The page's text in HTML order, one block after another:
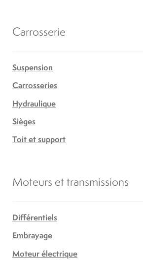
Carrosserie
Suspension
Carrosseries
Hydraulique
Sièges
Toit et support
Moteurs et transmissions
Différentiels
Embrayage
Moteur électrique